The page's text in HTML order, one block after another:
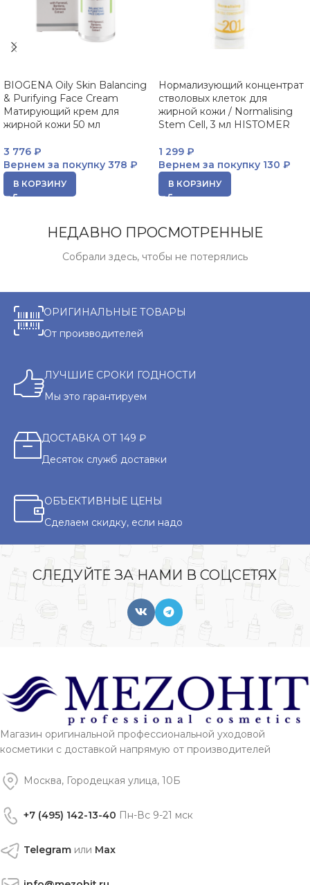
BIOGENA Oily Skin Balancing
& Purifying Face Cream
Матирующий крем для
жирной кожи 50 мл
3 776 ₽
Вернем за покупку 378 ₽
В КОРЗИНУ
Нормализующий концентрат
стволовых клеток для
жирной кожи / Normalising
Stem Cell, 3 мл HISTOMER
1 299 ₽
Вернем за покупку 130 ₽
В КОРЗИНУ
НЕДАВНО ПРОСМОТРЕННЫЕ
Собрали здесь, чтобы не потерялись
ОРИГИНАЛЬНЫЕ ТОВАРЫ
От производителей
ЛУЧШИЕ СРОКИ ГОДНОСТИ
Мы это гарантируем
ДОСТАВКА ОТ 149 ₽
Десяток служб доставки
ОБЪЕКТИВНЫЕ ЦЕНЫ
Сделаем скидку, если надо
СЛЕДУЙТЕ ЗА НАМИ В СОЦСЕТЯХ
Магазин оригинальной профессиональной уходовой
косметики с доставкой напрямую от производителей
Москва, Городецкая улица, 10Б
+7 (495) 142-13-40 Пн-Вс 9-21 мск
Telegram или Max